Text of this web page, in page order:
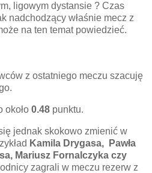
ligowym dystansie ? Czas
nadchodzący właśnie mecz z
na ten temat powiedzieć.
z ostatniego meczu szacuję
około 0.48 punktu.
jednak skokowo zmienić w
Kamila Drygasa, Pawła
Mariusz Fornalczyka czy
zagrali w meczu rezerw z